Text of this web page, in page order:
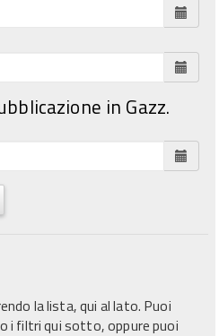
in Gazz.
la lista, qui al lato. Puoi
i filtri qui sotto, oppure puoi